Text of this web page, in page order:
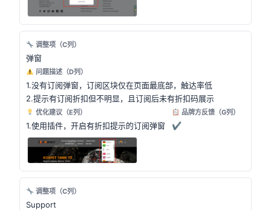
调整项（C列）
弹窗
问题描述（D列）
1.没有订阅弹窗，订阅区块仅在页面最底部，触达率低
2.提示有订阅折扣但不明显，且订阅后未有折扣码展示
优化建议（E列）
1.使用插件，开启有折扣提示的订阅弹窗
品牌方反馈（G列）
✔
调整项（C列）
Support